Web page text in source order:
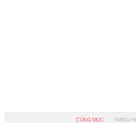
CÙNG MỤC ĐANG